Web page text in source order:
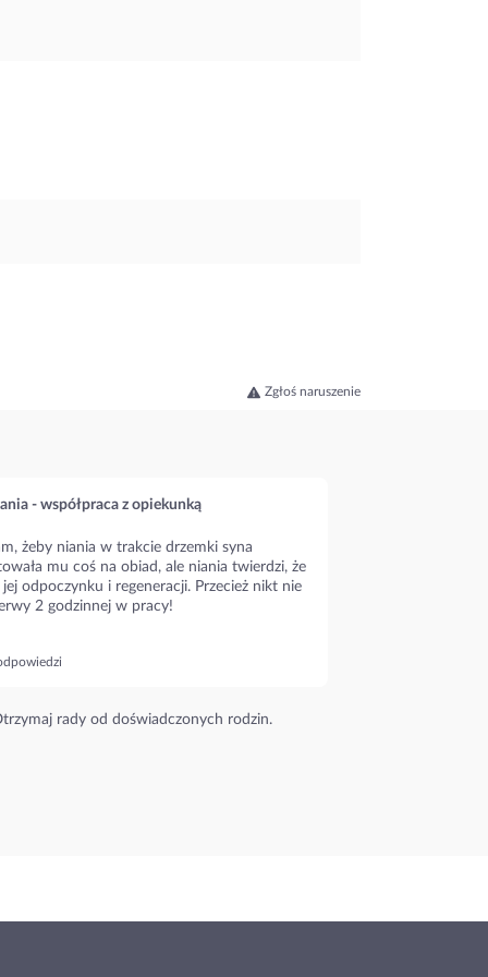
Zgłoś naruszenie
- współpraca z opiekunką
żeby niania w trakcie drzemki syna
mu coś na obiad, ale niania twierdzi, że
odpoczynku i regeneracji. Przecież nikt nie
2 godzinnej w pracy!
rady od doświadczonych rodzin.